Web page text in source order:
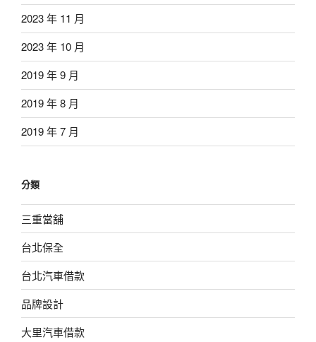
2023 年 11 月
2023 年 10 月
2019 年 9 月
2019 年 8 月
2019 年 7 月
分類
三重當舖
台北保全
台北汽車借款
品牌設計
大里汽車借款